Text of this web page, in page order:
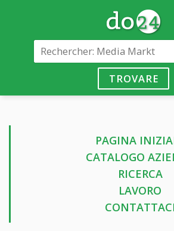
TROVARE
PAGINA
CATALOGO
RICERCA
LAVORO